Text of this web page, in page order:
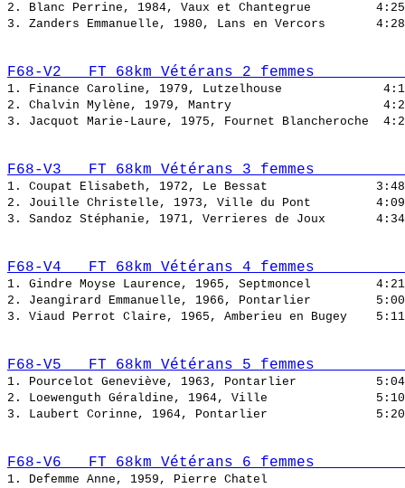
2. Blanc Perrine, 1984, Vaux et Chantegrue
3. Zanders Emmanuelle, 1980, Lans en Vercors
F68-V2   FT 68km Vétérans 2 femmes
1. Finance Caroline, 1979, Lutzelhouse
2. Chalvin Mylène, 1979, Mantry
3. Jacquot Marie-Laure, 1975, Fournet Blancheroche
F68-V3   FT 68km Vétérans 3 femmes
1. Coupat Elisabeth, 1972, Le Bessat
2. Jouille Christelle, 1973, Ville du Pont
3. Sandoz Stéphanie, 1971, Verrieres de Joux
F68-V4   FT 68km Vétérans 4 femmes
1. Gindre Moyse Laurence, 1965, Septmoncel
2. Jeangirard Emmanuelle, 1966, Pontarlier
3. Viaud Perrot Claire, 1965, Amberieu en Bugey
F68-V5   FT 68km Vétérans 5 femmes
1. Pourcelot Geneviève, 1963, Pontarlier
2. Loewenguth Géraldine, 1964, Ville
3. Laubert Corinne, 1964, Pontarlier
F68-V6   FT 68km Vétérans 6 femmes
1. Defemme Anne, 1959, Pierre